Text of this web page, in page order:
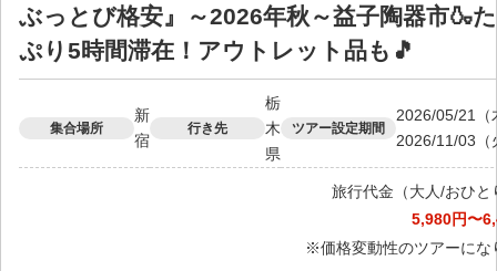
ぶっとび格安』～2026年秋～益子陶器市🍶
ぷり5時間滞在！アウトレット品も🎵
集合場所
新
宿
行き先
栃
木
県
ツアー設定期間
2026/05/21（
2026/11/03（
旅行代金（大人/おひと
5,980円〜
※価格変動性のツアーにな